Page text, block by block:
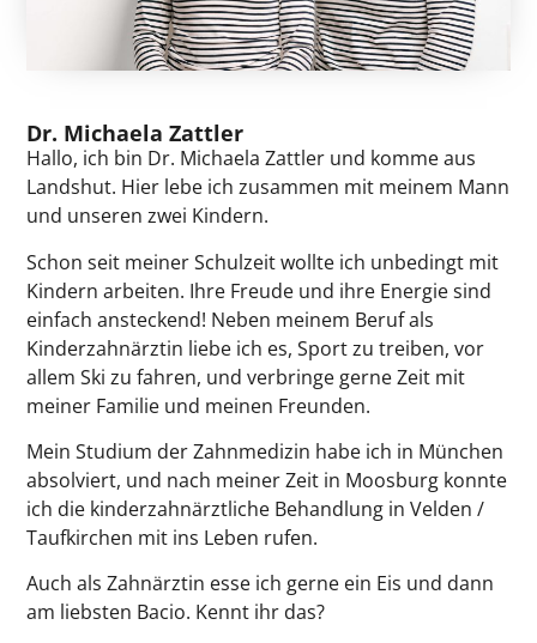
Dr. Michaela Zattler
Hallo, ich bin Dr. Michaela Zattler und komme aus
Landshut. Hier lebe ich zusammen mit meinem Mann
und unseren zwei Kindern.
Schon seit meiner Schulzeit wollte ich unbedingt mit
Kindern arbeiten. Ihre Freude und ihre Energie sind
einfach ansteckend! Neben meinem Beruf als
Kinderzahnärztin liebe ich es, Sport zu treiben, vor
allem Ski zu fahren, und verbringe gerne Zeit mit
meiner Familie und meinen Freunden.
Mein Studium der Zahnmedizin habe ich in München
absolviert, und nach meiner Zeit in Moosburg konnte
ich die kinderzahnärztliche Behandlung in Velden /
Taufkirchen mit ins Leben rufen.
Auch als Zahnärztin esse ich gerne ein Eis und dann
am liebsten Bacio. Kennt ihr das?